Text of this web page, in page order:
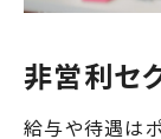
非営利セ
給与や待遇は